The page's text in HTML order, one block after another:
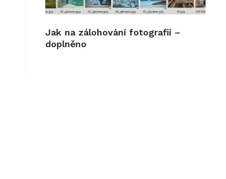
Jak na zálohování fotografií –
doplněno